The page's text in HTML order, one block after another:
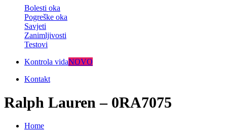
Bolesti oka
Pogreške oka
Savjeti
Zanimljivosti
Testovi
Kontrola vidaNOVO
Kontakt
Ralph Lauren – 0RA7075
Home